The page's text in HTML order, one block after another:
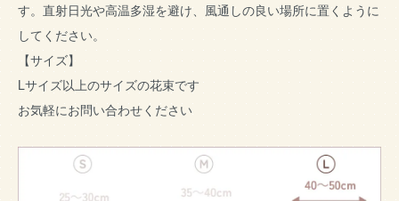
す。直射日光や高温多湿を避け、風通しの良い場所に置くように
してください。
【サイズ】
Lサイズ以上のサイズの花束です
お気軽にお問い合わせください